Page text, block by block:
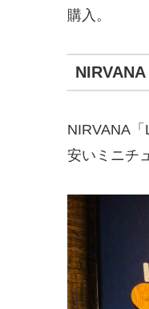
購入。
NIRVANA
安いミニチ